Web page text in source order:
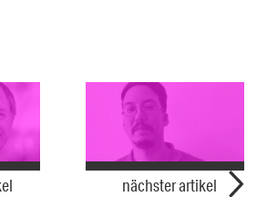
nächster artikel